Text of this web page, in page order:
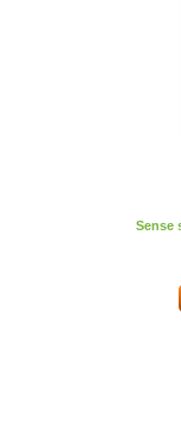
Sense